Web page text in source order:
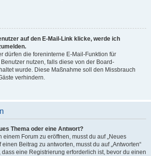
auf den E-Mail-Link klicke, werde ich
dürfen die foreninterne E-Mail-Funktion für
nutzen, falls diese von der Board-
wurde. Diese Maßnahme soll den Missbrauch
verhindern.
Thema oder eine Antwort?
einem Forum zu eröffnen, musst du auf „Neues
einen Beitrag zu antworten, musst du auf „Antworten“
dass eine Registrierung erforderlich ist, bevor du einen